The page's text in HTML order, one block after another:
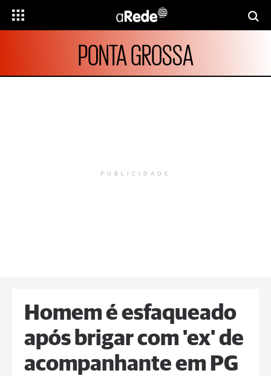
PONTA GROSSA
PUBLICIDADE
Homem é esfaqueado
após brigar com 'ex' de
acompanhante em PG